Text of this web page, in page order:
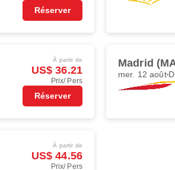
Réserver
À partir de
US$ 36.21
Prix/ Pers
Réserver
Madrid
mer. 12 août
À partir de
US$ 44.56
Prix/ Pers